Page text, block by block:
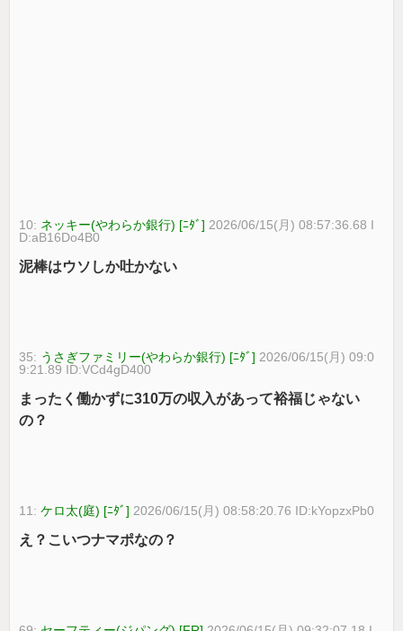
10: ネッキー(やわらか銀行) [ﾆﾀﾞ] 2026/06/15(月) 08:57:36.68 I
D:aB16Do4B0
泥棒はウソしか吐かない
35: うさぎファミリー(やわらか銀行) [ﾆﾀﾞ] 2026/06/15(月) 09:0
9:21.89 ID:VCd4gD400
まったく働かずに310万の収入があって裕福じゃない
の？
11:ケロ太(庭) [ﾆﾀﾞ] 2026/06/15(月) 08:58:20.76 ID:kYopzxPb0
え？こいつナマポなの？